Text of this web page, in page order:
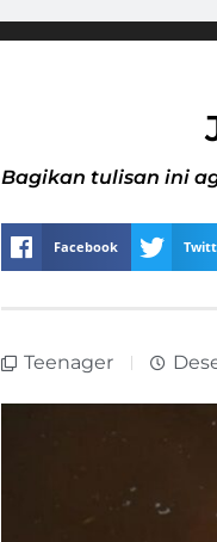
Bagikan tulisan ini
Facebook
Teenager